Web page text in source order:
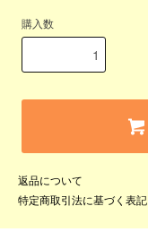
購入数
返品について
特定商取引法に基づく表記